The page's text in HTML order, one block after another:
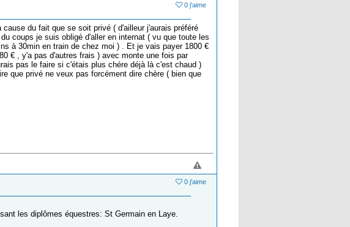
0 j'aime
du fait que se soit privé ( d'ailleur j'aurais préféré
coups je suis obligé d'aller en internat ( vu que toute les
à 30min en train de chez moi ) . Et je vais payer 1800 €
€ , y'a pas d'autres frais ) avec monte une fois par
pas le faire si c'étais plus chére déjà là c'est chaud )
que privé ne veux pas forcément dire chère ( bien que
0 j'aime
les diplômes équestres: St Germain en Laye.